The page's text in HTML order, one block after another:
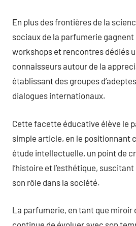
En plus des frontières de la
sociaux de la parfumerie
workshops et rencontres dédiés
connaisseurs autour de la
établissant des groupes
dialogues internationaux.
Cette facette éducative élève le
simple article, en le positionnant
étude intellectuelle, un point de
l’histoire et l’esthétique,
son rôle dans la société.
La parfumerie, en tant que miroir